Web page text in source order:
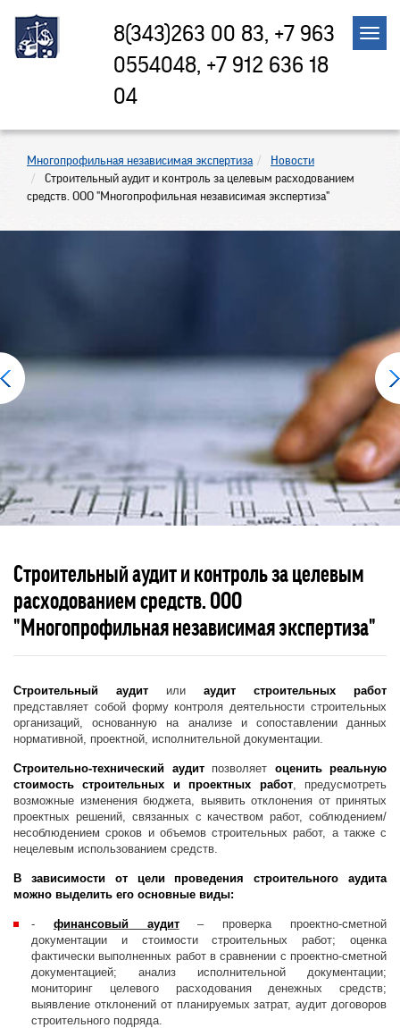
8(343)263 00 83, +7 963
0554048, +7 912 636 18
04
Многопрофильная независимая экспертиза
Новости
Строительный аудит и контроль за целевым расходованием
средств. ООО "Многопрофильная независимая экспертиза"
Строительный аудит и контроль за целевым
расходованием средств. ООО
"Многопрофильная независимая экспертиза"
Строительный аудит или аудит строительных работ
представляет собой форму контроля деятельности строительных
организаций, основанную на анализе и сопоставлении данных
нормативной, проектной, исполнительной документации.
Строительно-технический аудитпозволяет оценить реальную
стоимость строительных и проектных работ, предусмотреть
возможные изменения бюджета, выявить отклонения от принятых
проектных решений, связанных с качеством работ, соблюдением/
несоблюдением сроков и объемов строительных работ, а также с
нецелевым использованием средств.
В зависимости от цели проведения строительного аудита
можно выделить его основные виды:
- финансовый аудит– проверка проектно-сметной
документации и стоимости строительных работ; оценка
фактически выполненных работ в сравнении с проектно-сметной
документацией; анализ исполнительной документации;
мониторинг целевого расходования денежных средств;
выявление отклонений от планируемых затрат, аудит договоров
строительного подряда.